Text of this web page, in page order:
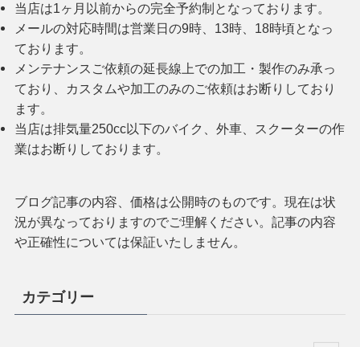
当店は1ヶ月以前からの完全予約制となっております。
メールの対応時間は営業日の9時、13時、18時頃となっ
ております。
メンテナンスご依頼の延長線上での加工・製作のみ承っ
ており、カスタムや加工のみのご依頼はお断りしており
ます。
当店は排気量250cc以下のバイク、外車、スクーターの作
業はお断りしております。
ブログ記事の内容、価格は公開時のものです。現在は状
況が異なっておりますのでご理解ください。記事の内容
や正確性については保証いたしません。
カテゴリー